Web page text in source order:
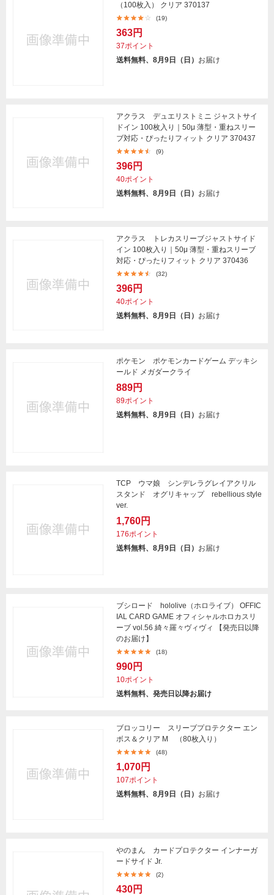
（100枚入） クリア 370137
(19)
363円
37ポイント
送料無料、8月9日（日） お届け
アクラス デュエリストミニ ジャストサイ
ドイン 100枚入り｜50μ 薄型・重ねスリー
ブ対応・ぴったりフィット クリア 370437
(9)
396円
40ポイント
送料無料、8月9日（日） お届け
アクラス トレカスリーブジャストサイド
イン 100枚入り｜50μ 薄型・重ねスリーブ
対応・ぴったりフィット クリア 370436
(32)
396円
40ポイント
送料無料、8月9日（日） お届け
ポケモン ポケモンカードゲーム デッキシ
ールド メガダークライ
889円
89ポイント
送料無料、8月9日（日） お届け
TCP ウマ娘 シンデレラグレイアクリル
スタンド オグリキャップ rebellious style
ver.
1,760円
176ポイント
送料無料、8月9日（日） お届け
ブシロード hololive（ホロライブ） OFFIC
IAL CARD GAME オフィシャルホロカスリ
ーブ vol.56 綺々羅々ヴィヴィ 【発売日以降
のお届け】
(18)
990円
10ポイント
送料無料、発売日以降お届け
ブロッコリー スリーブプロテクター エン
ボス＆クリア M （80枚入り）
(48)
1,070円
107ポイント
送料無料、8月9日（日） お届け
やのまん カードプロテクター インナーガ
ードサイド Jr.
(2)
430円